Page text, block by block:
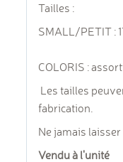
Tailles :
SMALL/PETIT :
COLORIS :
Les tailles
fabrication.
Ne jamais
Vendu à l'unité